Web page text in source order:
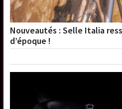
Nouveautés : Selle Italia
d’époque !